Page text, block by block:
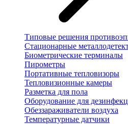
Типовые решения
Стационарные
Биометрические терминалы
Пирометры
Портативные тепловизоры
Тепловизионные камеры
Разметка для пола
Оборудование для
Обеззараживатели воздуха
Температурные датчики